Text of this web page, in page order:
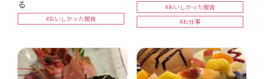
る
#おいしかった報告
#おいしかった報告
#お仕事